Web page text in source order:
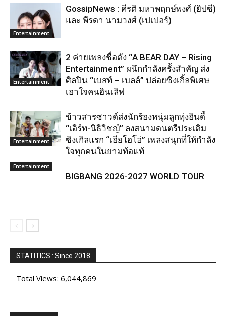
Entertainment
GossipNews : คีรติ มหาพฤกษ์พงศ์ (ยิปซี)
และ พีรดา นามวงศ์ (เปเปอร์)
Entertainment
2 ค่ายเพลงชื่อดัง “A BEAR DAY – Rising
Entertainment” ผนึกกำลังครั้งสำคัญ ส่ง
ศิลปิน “เบสท์ – เบลล์” ปล่อยซิงเกิ้ลพิเศษ
เอาใจคนอินเลิฟ
Entertainment
ข้าวสารซาวด์ส่งนักร้องหนุ่มลูกทุ่งอินดี้
“เอิร์ท-นิธิวิชญ์” ลงสนามดนตรีประเดิม
ซิงเกิลแรก “เอียโอโฮ่” เพลงสนุกที่ให้กำลัง
ใจทุกคนในยามท้อแท้
Entertainment
BIGBANG 2026-2027 WORLD TOUR
STATITICS : Since 2018
Total Views: 6,044,869